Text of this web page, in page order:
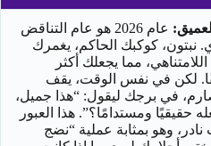
عام 2026 هو عام التناقض
نبتون، كوكبك الحاكم، يغمرك
مما يجعلك أكثر
لكن في نفس الوقت، يقف
في برجك ليقول: “هذا جميل،
حقيقيًا ومستدامًا؟”. هذا العبور
وهو بمثابة عملية “نضج